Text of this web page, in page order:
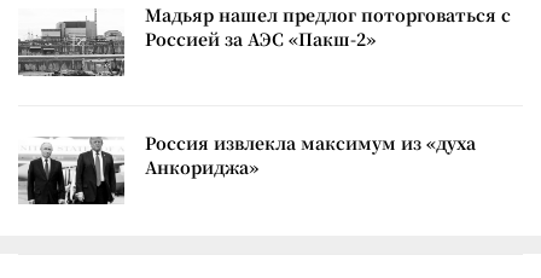
Мадьяр нашел предлог поторговаться с
Россией за АЭС «Пакш-2»
Россия извлекла максимум из «духа
Анкориджа»